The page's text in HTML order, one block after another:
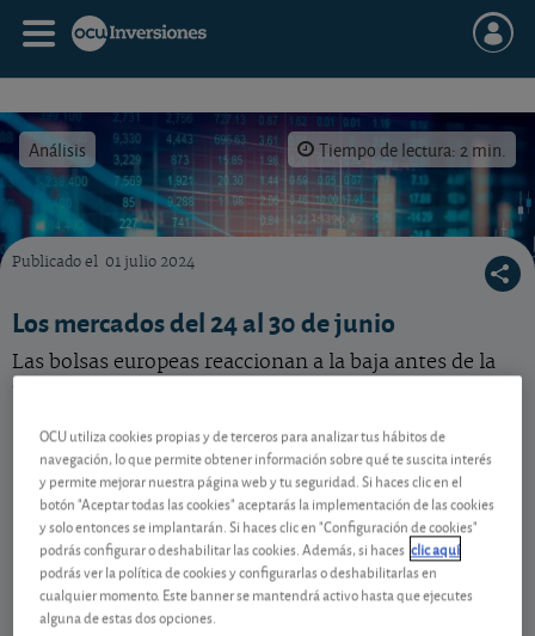
Análisis Tiempo de lectura: 2 min.
Publicado el 01 julio 2024
Los mercados del 24 al 30 de junio
Las bolsas europeas reaccionan a la baja antes de la
Contenido reservado a SOCIOS
Gestiona tu dinero con visión
experta
y consigue que cada euro trabaje
OCU utiliza cookies propias y de terceros para analizar tus hábitos de
navegación, lo que permite obtener información sobre qué te suscita interés
y permite mejorar nuestra página web y tu seguridad. Si haces clic en el
botón "Aceptar todas las cookies" aceptarás la implementación de las cookies
y solo entonces se implantarán. Si haces clic en "Configuración de cookies"
podrás configurar o deshabilitar las cookies. Además, si haces clic aquí
podrás ver la política de cookies y configurarlas o deshabilitarlas en
cualquier momento. Este banner se mantendrá activo hasta que ejecutes
alguna de estas dos opciones.